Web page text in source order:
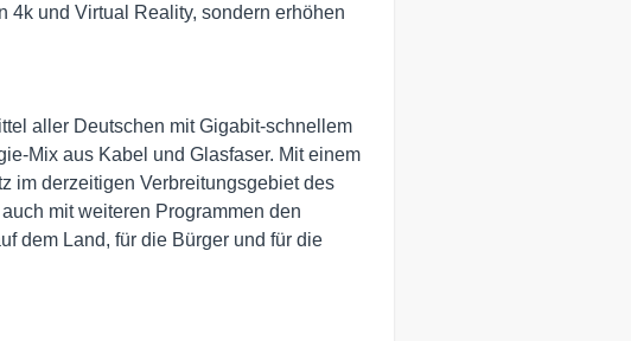
4k und Virtual Reality, sondern erhöhen
aller Deutschen mit Gigabit-schnellem
Mix aus Kabel und Glasfaser. Mit einem
im derzeitigen Verbreitungsgebiet des
mit weiteren Programmen den
dem Land, für die Bürger und für die